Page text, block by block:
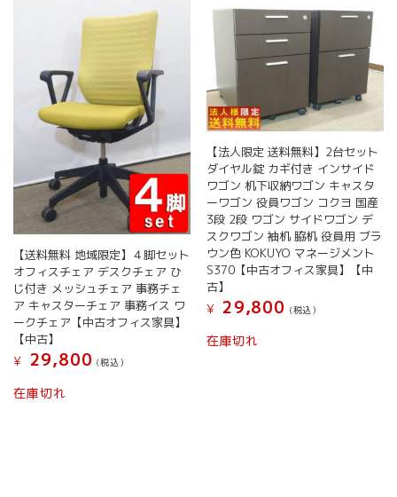
シ
ョ
ン
が
あ
り
ま
す。
プ
シ
ョ
ン
は
商
ペ
【送料無料 地域限定】４脚セット
オフィスチェア デスクチェア ひ
じ付き メッシュチェア 事務チェ
ア キャスターチェア 事務イス ワ
ークチェア【中古オフィス家具】
【中古】
¥
29,800 (税込）
在庫切れ
【法人限定 送料無料】2台セット
ダイヤル錠 カギ付き インサイド
ワゴン 机下収納ワゴン キャスタ
ーワゴン 役員ワゴン コクヨ 国産
3段 2段 ワゴン サイドワゴン デ
スクワゴン 袖机 脇机 役員用 ブラ
ウン色 KOKUYO マネージメント
S370【中古オフィス家具】【中
古】
¥ 29,800 (税込）
在庫切れ